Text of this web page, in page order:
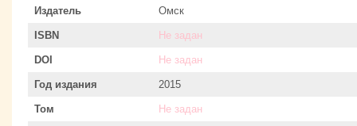
Издатель Омск
ISBN Не задан
DOI Не задан
Год издания 2015
Том Не задан